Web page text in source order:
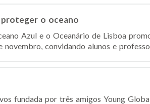
proteger o oceano
Azul e o Oceanário de Lisboa
convidando alunos e
fundada por três amigos Young